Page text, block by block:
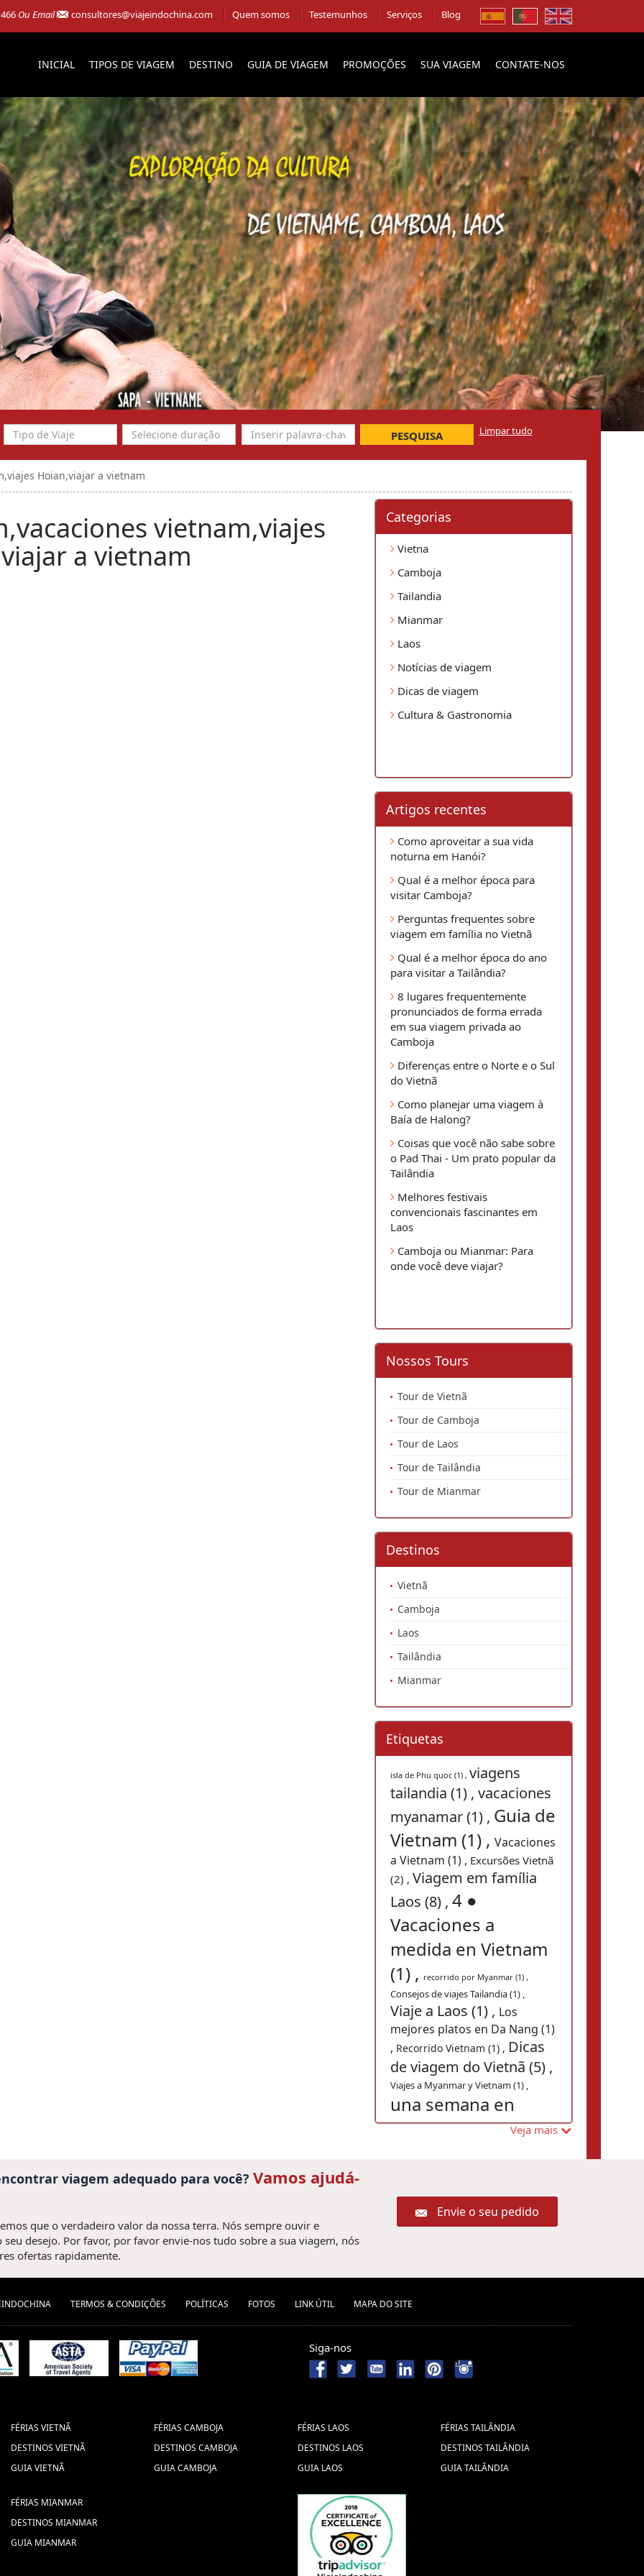
Ou Email consultores@viajeindochina.com Quem somos Testemunhos Serviços Blog
INICIAL TIPOS DE VIAGEM DESTINO GUIA DE VIAGEM PROMOÇÕES SUA VIAGEM CONTATE-NOS
PESQUISA Limpar tudo
Hoian,viajar a vietnam
vietnam,viajes
a vietnam
Categorias
Vietna
Camboja
Tailandia
Mianmar
Laos
Notícias de viagem
Dicas de viagem
Cultura & Gastronomia
Artigos recentes
Como aproveitar a sua vida
noturna em Hanói?
Qual é a melhor época para
visitar Camboja?
Perguntas frequentes sobre
viagem em família no Vietnã
Qual é a melhor época do ano
para visitar a Tailândia?
8 lugares frequentemente
pronunciados de forma errada
em sua viagem privada ao
Camboja
Diferenças entre o Norte e o Sul
do Vietnã
Como planejar uma viagem à
Baía de Halong?
Coisas que você não sabe sobre
o Pad Thai - Um prato popular da
Tailândia
Melhores festivais
convencionais fascinantes em
Laos
Camboja ou Mianmar: Para
onde você deve viajar?
Nossos Tours
Tour de Vietnã
Tour de Camboja
Tour de Laos
Tour de Tailândia
Tour de Mianmar
Destinos
Vietnã
Camboja
Laos
Tailândia
Mianmar
Etiquetas
isla de Phu quoc (1) , viagens
tailandia (1) , vacaciones
myanamar (1) , Guia de
Vietnam (1) , Vacaciones
a Vietnam (1) , Excursões Vietnã
(2) , Viagem em família
Laos (8) , 4 ●
Vacaciones a
medida en Vietnam
(1) , recorrido por Myanmar (1) ,
Consejos de viajes Tailandia (1) ,
Viaje a Laos (1) , Los
mejores platos en Da Nang (1)
, Recorrido Vietnam (1) , Dicas
de viagem do Vietnã (5) ,
Viajes a Myanmar y Vietnam (1) ,
una semana en
Camboya (1) , Vietnam Tours
consejos de viaje a
Tailandia (1) ,7 dias en Tailandia
Qué ver en Vietnam (1) ,Viagem em
do Meio Outono (1) ,
viatnam (1) ,viajes
camboya myanmar
(1) ,
Venezuela (1) ,
Viagem
vietname (1) ,
testting (1) ,
familia a Tailandia (1) ,
Myanmar (1) ,
camboya tailandia (1) ,
Veja mais
viagem adequado para você?Vamos ajudá-
que o verdadeiro valor da nossa terra. Nós sempre ouvir e
desejo. Por favor, por favor envie-nos tudo sobre a sua viagem, nós
ofertas rapidamente.
Envie o seu pedido
TERMOS & CONDIÇÕES POLÍTICAS FOTOS LINK ÚTIL MAPA DO SITE
Siga-nos
FÉRIAS VIETNÃ
DESTINOS VIETNÃ
GUIA VIETNÃ
FÉRIAS CAMBOJA
DESTINOS CAMBOJA
GUIA CAMBOJA
FÉRIAS LAOS
DESTINOS LAOS
GUIA LAOS
FÉRIAS TAILÂNDIA
DESTINOS TAILÂNDIA
GUIA TAILÂNDIA
FÉRIAS MIANMAR
DESTINOS MIANMAR
GUIA MIANMAR